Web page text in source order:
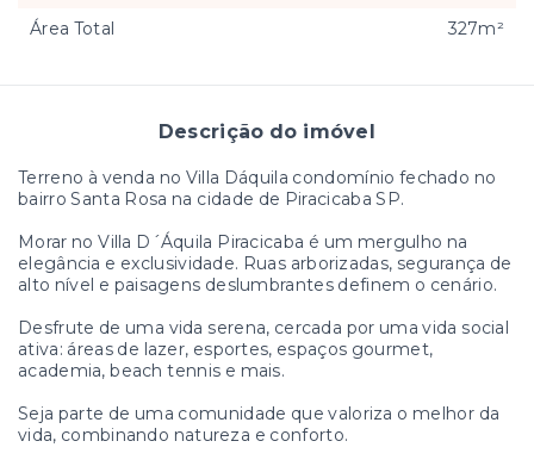
Descrição do imóvel
Terreno à venda no Villa Dáquila condomínio fechado no
bairro Santa Rosa na cidade de Piracicaba SP.
Morar no Villa D´Áquila Piracicaba é um mergulho na
elegância e exclusividade. Ruas arborizadas, segurança de
alto nível e paisagens deslumbrantes definem o cenário.
Desfrute de uma vida serena, cercada por uma vida social
ativa: áreas de lazer, esportes, espaços gourmet,
academia, beach tennis e mais.
Seja parte de uma comunidade que valoriza o melhor da
vida, combinando natureza e conforto.
Área Total
327m²